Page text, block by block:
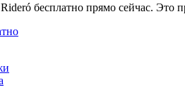
бесплатно прямо сейчас. Это